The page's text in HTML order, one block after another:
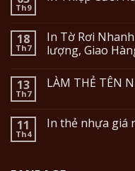
Th9
18
Th7
In Tờ Rơi
lượng, Giao
13
Th7
LÀM THẺ TÊN
11
Th4
In thẻ nhựa giá